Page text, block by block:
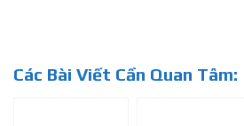
Các Bài Viết Cần Quan Tâm: